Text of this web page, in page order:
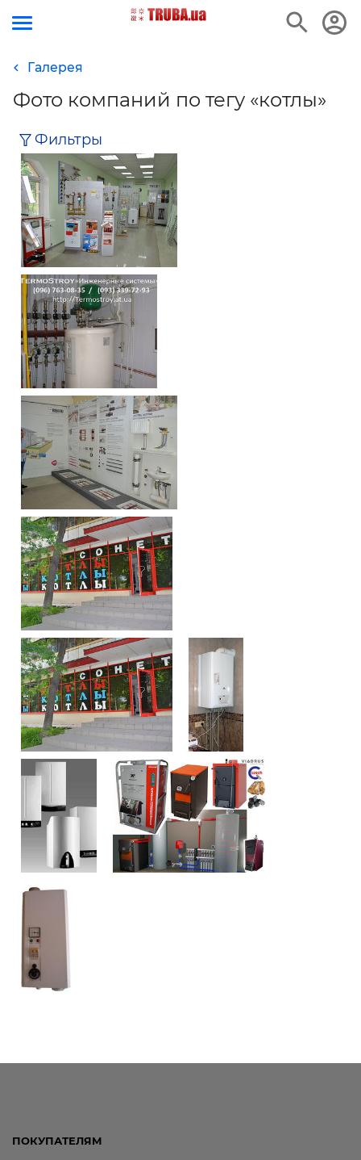
Галерея
Фото компаний по тегу «котлы»
Фильтры
ПОКУПАТЕЛЯМ